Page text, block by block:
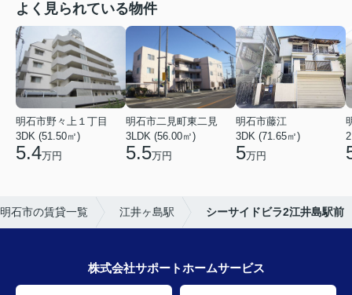
よく見られている物件
明石市野々上１丁目
3DK (51.50㎡)
5.4万円
明石市二見町東二見
3LDK (56.00㎡)
5.5万円
明石市藤江
3DK (71.65㎡)
5万円
明石市の賃貸一覧 江井ヶ島駅 シーサイドビラ2江井島駅前
株式会社サポートホームサービス